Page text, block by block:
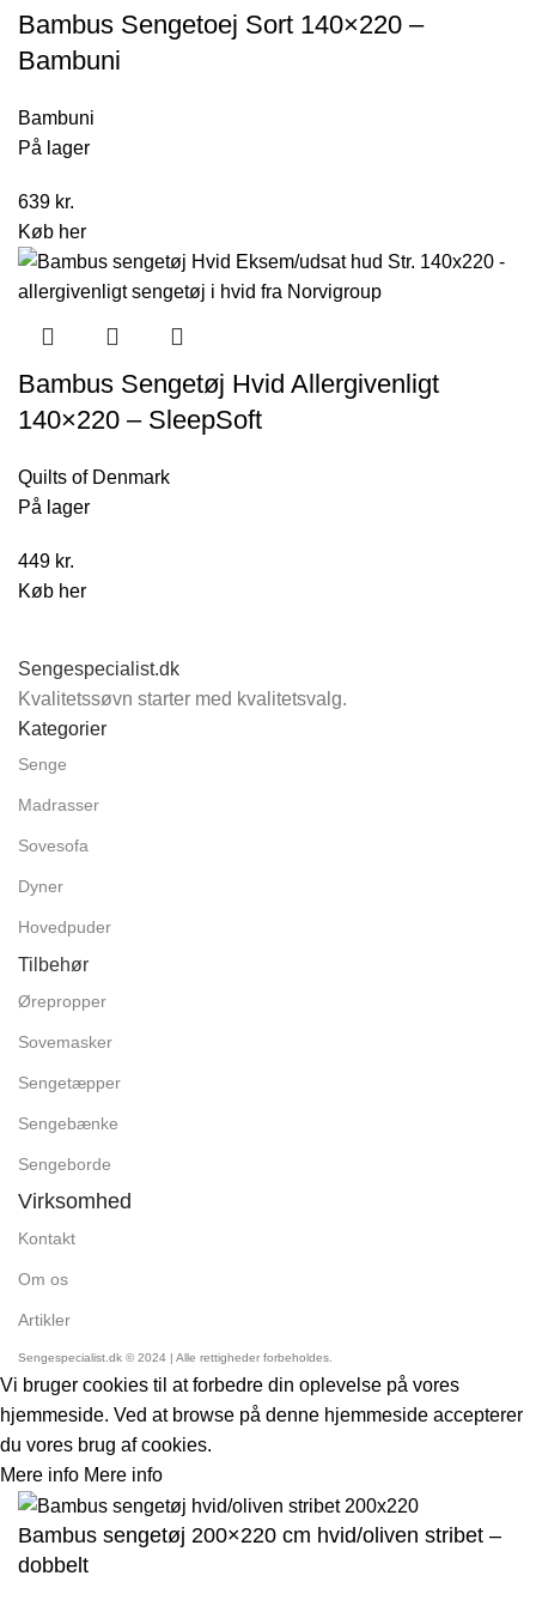
Bambus Sengetoej Sort 140×220 –
Bambuni
Bambuni
På lager
639 kr.
Køb her
Bambus Sengetøj Hvid Allergivenligt
140×220 – SleepSoft
Quilts of Denmark
På lager
449 kr.
Køb her
Sengespecialist.dk
Kvalitetssøvn starter med kvalitetsvalg.
Kategorier
Senge
Madrasser
Sovesofa
Dyner
Hovedpuder
Tilbehør
Ørepropper
Sovemasker
Sengetæpper
Sengebænke
Sengeborde
Virksomhed
Kontakt
Om os
Artikler
Sengespecialist.dk © 2024 | Alle rettigheder forbeholdes.
Vi bruger cookies til at forbedre din oplevelse på vores
hjemmeside. Ved at browse på denne hjemmeside accepterer
du vores brug af cookies.
Mere info Mere info
Bambus sengetøj 200×220 cm hvid/oliven stribet –
dobbelt